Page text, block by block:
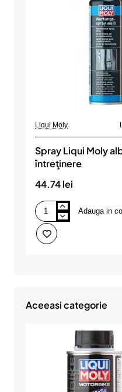
Liqui Moly
Spray Liqui Moly
întreţinere
44.74 lei
Spray
Liqui
Moly
alb
Adauga in
Aceeasi categorie